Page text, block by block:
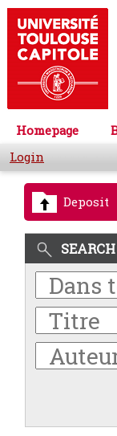
Homepage
Login
Deposit
SEARCH